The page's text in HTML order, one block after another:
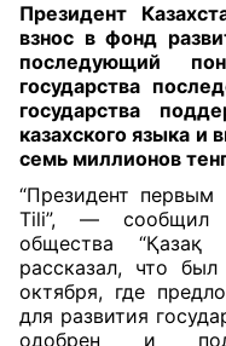
Президент
взнос в фонд
последующий
государства
государства
казахского языка и
семь миллионов
“Президент
Tili”, — сообщил
общества “Қазақ
рассказал, что
октября, где
для развития
одобрен и